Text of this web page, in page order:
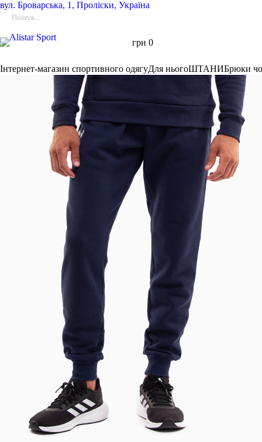
вул. Броварська, 1, Проліски, Україна
грн 0
Інтернет-магазин спортивного одягуДля ньогоШТАНИБрюки